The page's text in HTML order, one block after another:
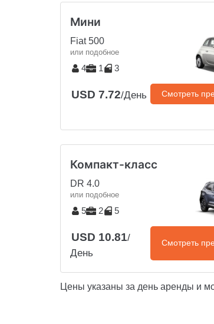
Мини
Fiat 500
или подобное
4 1 3
USD 7.72/День Смотреть
Компакт-класс
DR 4.0
или подобное
5 2 5
USD 10.81/
День
Смотреть
Цены указаны за день аренды и